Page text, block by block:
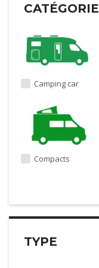
CATÉGORIE
Camping car
Compacts
TYPE